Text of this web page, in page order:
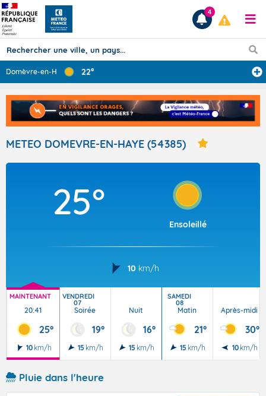
Prévisions
TOUS LES RÉSULTATS
Articles
4
Domèvre-en-Haye ... 22°
METEO DOMEVRE-EN-HAYE (54385)
25°
Ensoleillé
10 km/h
MAINTENANT
20:41
25°
10 km/h
VENDREDI
07
Soirée
19°
15 km/h
Nuit
16°
15 km/h
SAMEDI
08
Matin
21°
15 km/h
Après-midi
30°
10 km/h
Pluie dans l'heure